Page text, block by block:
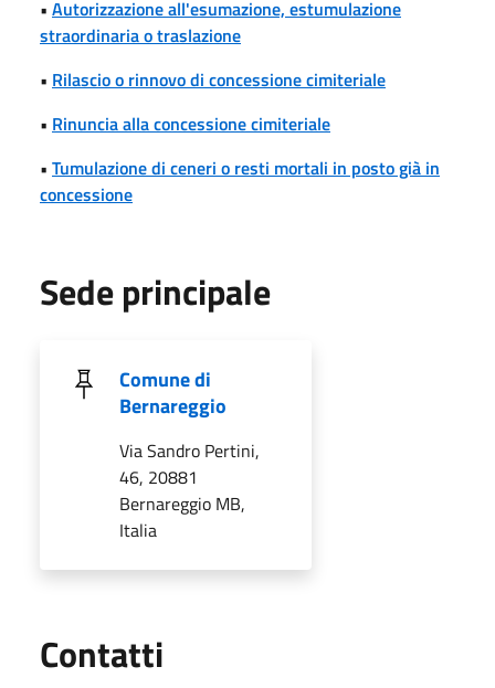
• Autorizzazione all'esumazione, estumulazione
straordinaria o traslazione
• Rilascio o rinnovo di concessione cimiteriale
• Rinuncia alla concessione cimiteriale
• Tumulazione di ceneri o resti mortali in posto già in
concessione
Sede principale
Comune di
Bernareggio
Via Sandro Pertini,
46, 20881
Bernareggio MB,
Italia
Contatti